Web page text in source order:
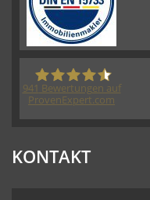
HORN IMMOBILIEN
941 Bewertungen auf
ProvenExpert.com
KONTAKT